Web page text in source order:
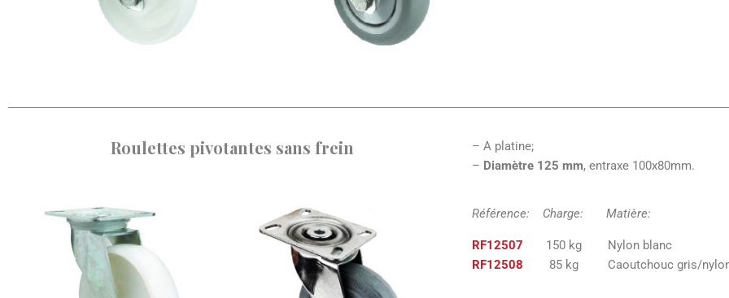
Roulettes pivotantes sans frein
– A platine;
– Diamètre 125 mm, entraxe 100x80mm.
Référence: Charge:
RF12507 150 kg Nylon
RF12508
85 kg Caoutchouc gris/